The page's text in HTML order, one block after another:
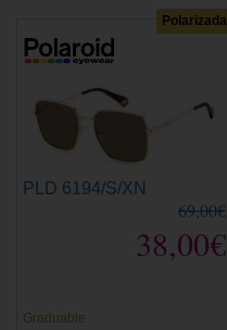
Polarizada
PLD 6194/S/XN
69,00€
38,00€
Graduable